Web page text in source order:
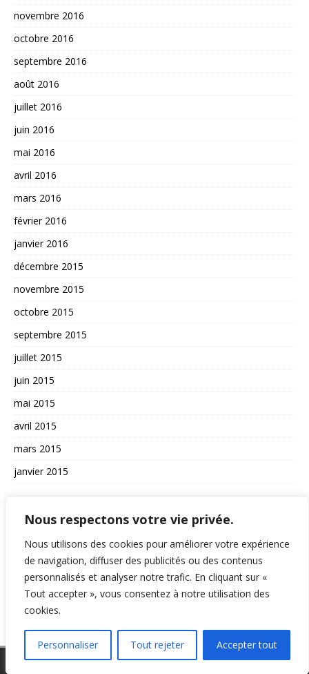
Nous respectons votre vie privée.
Nous utilisons des cookies pour améliorer votre expérience
de navigation, diffuser des publicités ou des contenus
personnalisés et analyser notre trafic. En cliquant sur «
Tout accepter », vous consentez à notre utilisation des
cookies.
Personnaliser Tout rejeter Accepter tout
novembre 2016
octobre 2016
septembre 2016
août 2016
juillet 2016
juin 2016
mai 2016
avril 2016
mars 2016
février 2016
janvier 2016
décembre 2015
novembre 2015
octobre 2015
septembre 2015
juillet 2015
juin 2015
mai 2015
avril 2015
mars 2015
janvier 2015
La vie du site
A propos et contact
Politique de confidentialité
RSS
Copyright © 2026 | Thème WordPress parMH Themes